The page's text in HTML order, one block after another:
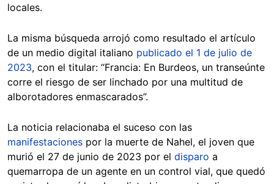
locales.
La misma búsqueda arrojó como resultado el artículo
de un medio digital italiano publicado el 1 de julio de
2023, con el titular: “Francia: En Burdeos, un transeúnte
corre el riesgo de ser linchado por una multitud de
alborotadores enmascarados”.
La noticia relacionaba el suceso con las
manifestaciones por la muerte de Nahel, el joven que
murió el 27 de junio de 2023 por el disparo a
quemarropa de un agente en un control vial, que quedó